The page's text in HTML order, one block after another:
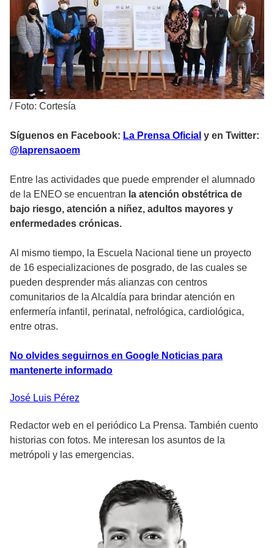
/ Foto: Cortesía
Síguenos en Facebook: La Prensa Oficial y en Twitter:
@laprensaoem
Entre las actividades que puede emprender el alumnado
de la ENEO se encuentran la atención obstétrica de
bajo riesgo, atención a niñez, adultos mayores y
enfermedades crónicas.
Al mismo tiempo, la Escuela Nacional tiene un proyecto
de 16 especializaciones de posgrado, de las cuales se
pueden desprender más alianzas con centros
comunitarios de la Alcaldía para brindar atención en
enfermería infantil, perinatal, nefrológica, cardiológica,
entre otras.
No olvides seguirnos en Google Noticias para
mantenerte informado
José Luis Pérez
Redactor web en el periódico La Prensa. También cuento
historias con fotos. Me interesan los asuntos de la
metrópoli y las emergencias.